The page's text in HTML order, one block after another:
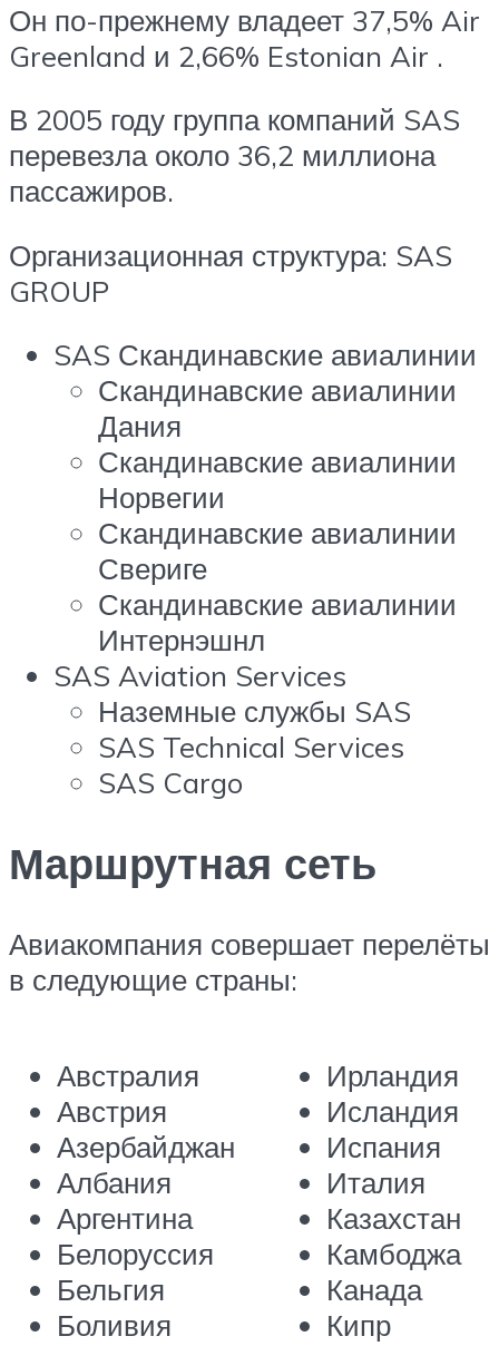
Он по-прежнему владеет 37,5% Air
Greenland и 2,66% Estonian Air .
В 2005 году группа компаний SAS
перевезла около 36,2 миллиона
пассажиров.
Организационная структура: SAS
GROUP
SAS Скандинавские авиалинии
Скандинавские авиалинии
Дания
Скандинавские авиалинии
Норвегии
Скандинавские авиалинии
Свериге
Скандинавские авиалинии
Интернэшнл
SAS Aviation Services
Наземные службы SAS
SAS Technical Services
SAS Cargo
Маршрутная сеть
Авиакомпания совершает перелёты
в следующие страны:
Австралия
Австрия
Азербайджан
Албания
Аргентина
Белоруссия
Бельгия
Боливия
Ирландия
Исландия
Испания
Италия
Казахстан
Камбоджа
Канада
Кипр